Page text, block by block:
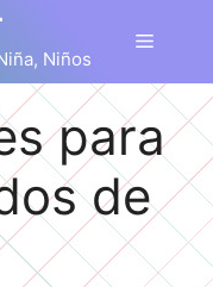
Niños
Menú
para
de